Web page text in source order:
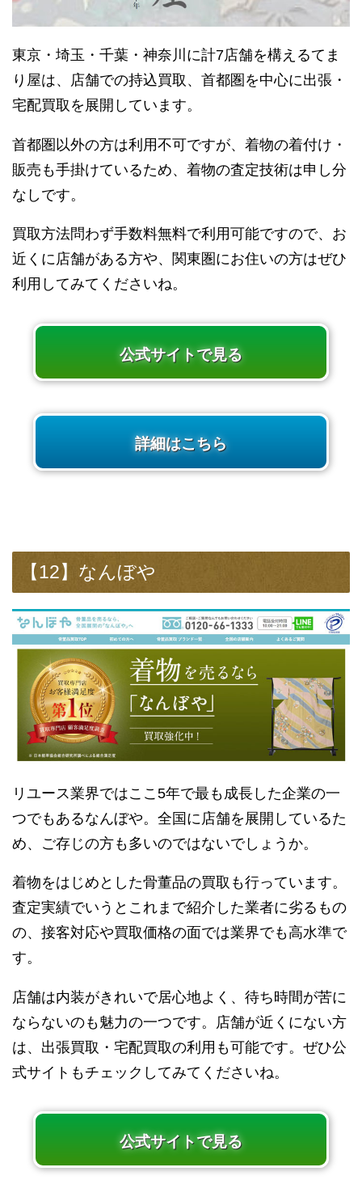
東京・埼玉・千葉・神奈川に計7店舗を構えるてま
り屋は、店舗での持込買取、首都圏を中心に出張・
宅配買取を展開しています。
首都圏以外の方は利用不可ですが、着物の着付け・
販売も手掛けているため、着物の査定技術は申し分
なしです。
買取方法問わず手数料無料で利用可能ですので、お
近くに店舗がある方や、関東圏にお住いの方はぜひ
利用してみてくださいね。
公式サイトで見る
詳細はこちら
【12】なんぼや
リユース業界ではここ5年で最も成長した企業の一
つでもあるなんぼや。全国に店舗を展開しているた
め、ご存じの方も多いのではないでしょうか。
着物をはじめとした骨董品の買取も行っています。
査定実績でいうとこれまで紹介した業者に劣るもの
の、接客対応や買取価格の面では業界でも高水準で
す。
店舗は内装がきれいで居心地よく、待ち時間が苦に
ならないのも魅力の一つです。店舗が近くにない方
は、出張買取・宅配買取の利用も可能です。ぜひ公
式サイトもチェックしてみてくださいね。
公式サイトで見る